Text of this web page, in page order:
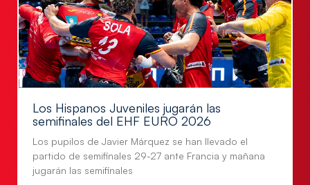
Los Hispanos Juveniles jugarán las
semifinales del EHF EURO 2026
Los pupilos de Javier Márquez se han llevado el
partido de semifinales 29-27 ante Francia y mañana
jugarán las semifinales